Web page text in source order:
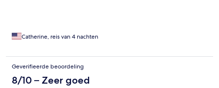
Catherine, reis van 4 nachten
Geverifieerde beoordeling
8/10 – Zeer goed